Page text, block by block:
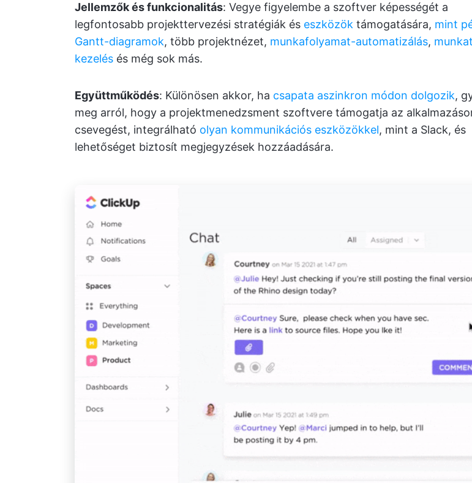
Jellemzők és funkcionalitás: Vegye figyelembe a szoftver képességét a
legfontosabb projekttervezési stratégiák és eszközök támogatására, mint
Gantt-diagramok, több projektnézet, munkafolyamat-automatizálás,
kezelés és még sok más.
Együttműködés: Különösen akkor, ha csapata aszinkron módon dolgozik,
meg arról, hogy a projektmenedzsment szoftvere támogatja az
csevegést, integrálható olyan kommunikációs eszközökkel, mint a Slack, és
lehetőséget biztosít megjegyzések hozzáadására.